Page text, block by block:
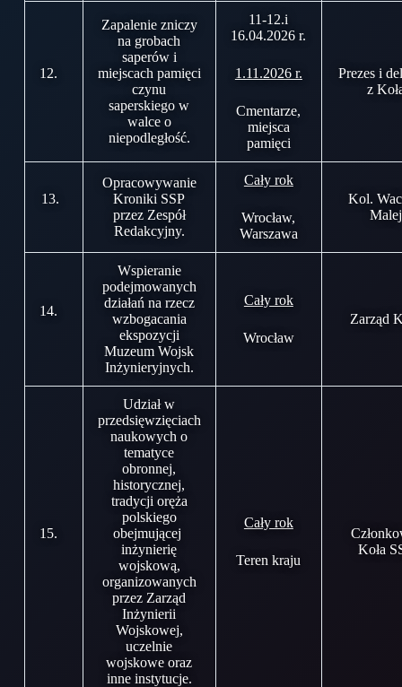
12.
Zapalenie zniczy
na grobach
saperów i
miejscach pamięci
czynu
saperskiego w
walce o
niepodległość.
11-12.i
16.04.2026 r.
1.11.2026 r.
Cmentarze,
miejsca
pamięci
Prezes i
z
13.
Opracowywanie
Kroniki SSP
przez Zespół
Redakcyjny.
Cały rok
Wrocław,
Warszawa
Kol.
Malej
14.
Wspieranie
podejmowanych
działań na rzecz
wzbogacania
ekspozycji
Muzeum Wojsk
Inżynieryjnych.
Cały rok
Wrocław
Zarząd
15.
Udział w
przedsięwzięciach
naukowych o
tematyce
obronnej,
historycznej,
tradycji oręża
polskiego
obejmującej
inżynierię
wojskową,
organizowanych
przez Zarząd
Inżynierii
Wojskowej,
uczelnie
wojskowe oraz
inne instytucje.
Cały rok
Teren kraju
Koła